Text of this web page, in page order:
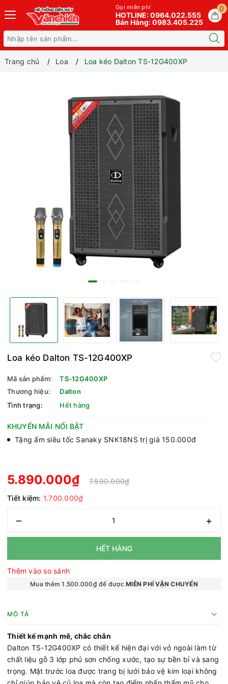
0
Gọi miễn phí
HOTLINE: 0964.022.555
Bán Hàng: 0983.405.225
Trang chủ Loa Loa kéo Dalton TS-12G400XP
Loa kéo Dalton TS-12G400XP
Mã sản phẩm:
TS-12G400XP
Thương hiệu:
Dalton
Tình trạng:
Hết hàng
KHUYẾN MÃI NỔI BẬT
Tặng ấm siêu tốc Sanaky SNK18NS trị giá 150.000đ
5.890.000₫
7.590.000₫
Tiết kiệm: 1.700.000₫
– +
HẾT HÀNG
Thêm vào so sánh
Mua thêm 1.500.000₫ để đượcMIỄN PHÍ VẬN CHUYỂN
MÔ TẢ
Thiết kế mạnh mẽ, chắc chắn
Dalton TS-12G400XP có thiết kế hiện đại với vỏ ngoài làm từ
chất liệu gỗ 3 lớp phủ sơn chống xước, tạo sự bền bỉ và sang
trọng. Mặt trước loa được trang bị lưới bảo vệ kim loại không